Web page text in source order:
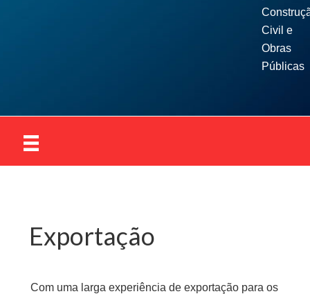
Civil e
Obras
Públicas
Exportação
Com uma larga experiência de exportação para os